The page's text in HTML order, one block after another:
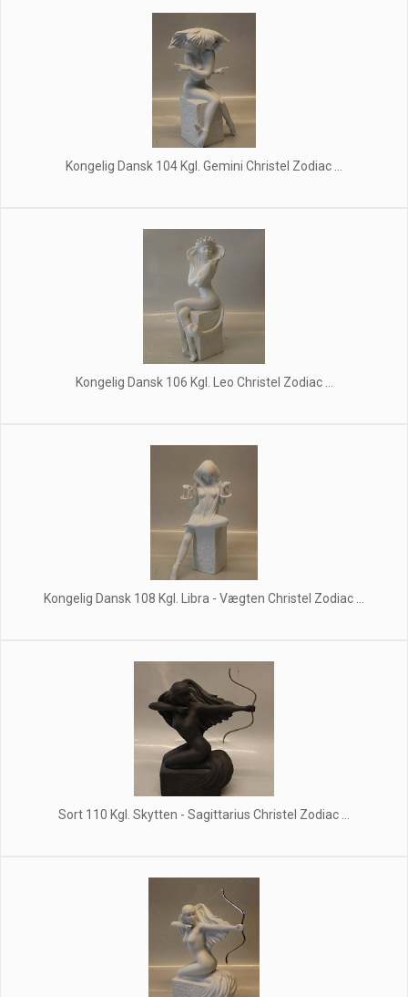
Kongelig Dansk 104 Kgl. Gemini Christel Zodiac ...
Kongelig Dansk 106 Kgl. Leo Christel Zodiac ...
Kongelig Dansk 108 Kgl. Libra - Vægten Christel Zodiac ...
Sort 110 Kgl. Skytten - Sagittarius Christel Zodiac ...